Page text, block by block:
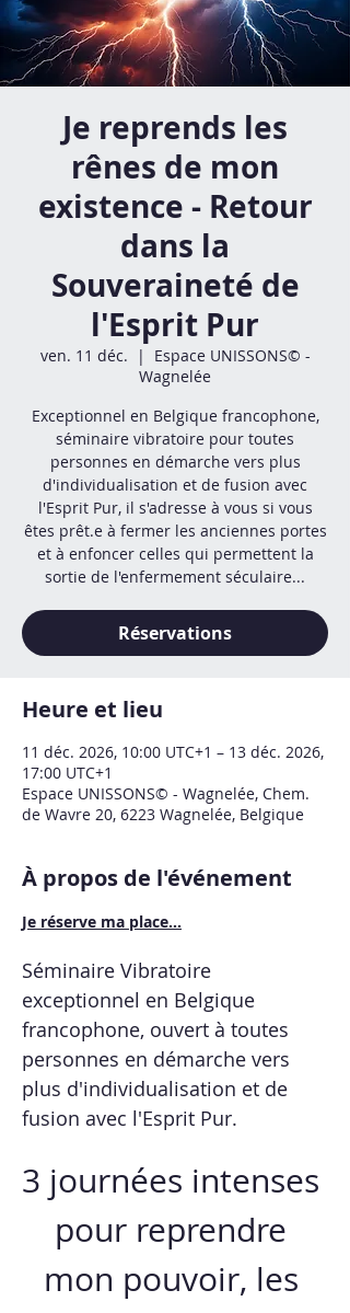
Je reprends les
rênes de mon
existence - Retour
dans la
Souveraineté de
l'Esprit Pur
ven. 11 déc.
  |
Espace UNISSONS© -
Wagnelée
Exceptionnel en Belgique francophone,
séminaire vibratoire pour toutes
personnes en démarche vers plus
d'individualisation et de fusion avec
l'Esprit Pur, il s'adresse à vous si vous
êtes prêt.e à fermer les anciennes portes
et à enfoncer celles qui permettent la
sortie de l'enfermement séculaire...
Réservations
Heure et lieu
11 déc. 2026, 10:00 UTC+1 – 13 déc. 2026,
17:00 UTC+1
Espace UNISSONS© - Wagnelée, Chem.
de Wavre 20, 6223 Wagnelée, Belgique
À propos de l'événement
Je réserve ma place...
Séminaire Vibratoire
exceptionnel en Belgique
francophone, ouvert à toutes
personnes en démarche vers
plus d'individualisation et de
fusion avec l'Esprit Pur.
3 journées intenses
pour reprendre
mon pouvoir, les